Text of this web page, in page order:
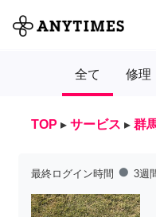
全て 修理
TOP ▸ サービス ▸ 群
最終ログイン時間 fiber_manual_record 3週